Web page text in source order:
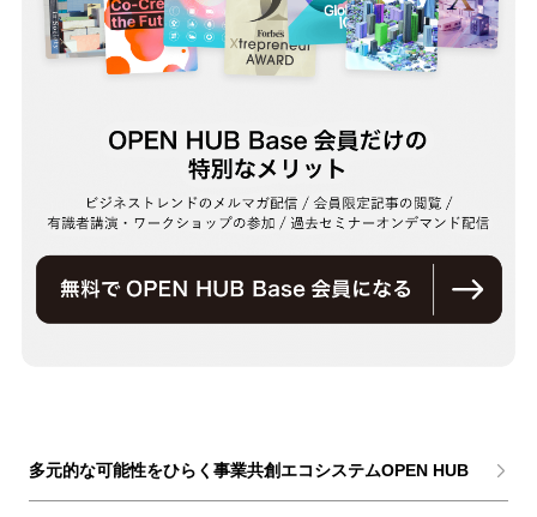
多元的な可能性をひらく事業共創エコシステムOPEN HUB